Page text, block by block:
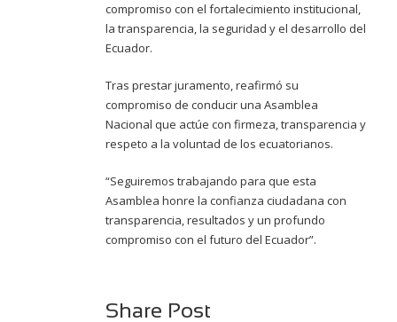
compromiso con el fortalecimiento institucional,
la transparencia, la seguridad y el desarrollo del
Ecuador.
Tras prestar juramento, reafirmó su
compromiso de conducir una Asamblea
Nacional que actúe con firmeza, transparencia y
respeto a la voluntad de los ecuatorianos.
“Seguiremos trabajando para que esta
Asamblea honre la confianza ciudadana con
transparencia, resultados y un profundo
compromiso con el futuro del Ecuador”.
Share Post